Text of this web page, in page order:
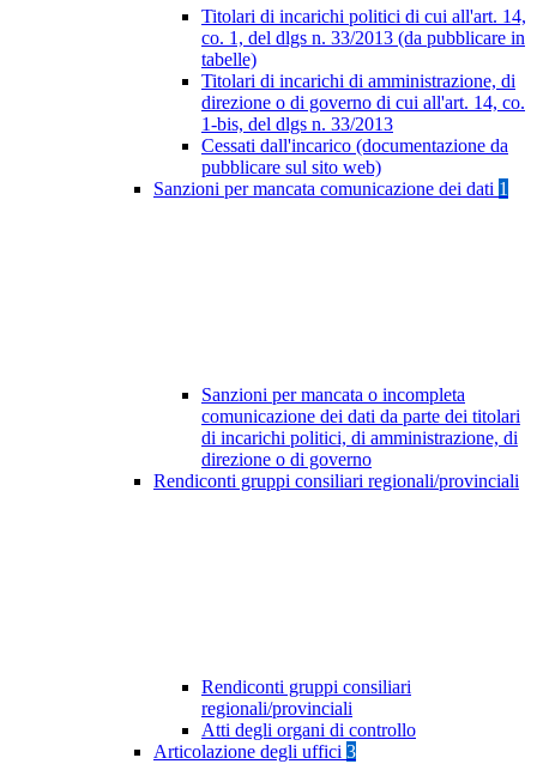
Titolari di incarichi politici di cui all'art. 14,
co. 1, del dlgs n. 33/2013 (da pubblicare in
tabelle)
Titolari di incarichi di amministrazione, di
direzione o di governo di cui all'art. 14, co.
1-bis, del dlgs n. 33/2013
Cessati dall'incarico (documentazione da
pubblicare sul sito web)
Sanzioni per mancata comunicazione dei dati 1
Sanzioni per mancata o incompleta
comunicazione dei dati da parte dei titolari
di incarichi politici, di amministrazione, di
direzione o di governo
Rendiconti gruppi consiliari regionali/provinciali
Rendiconti gruppi consiliari
regionali/provinciali
Atti degli organi di controllo
Articolazione degli uffici 3